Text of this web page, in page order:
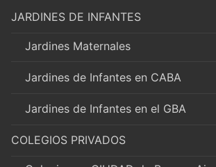
JARDINES DE INFANTES
Jardines Maternales
Jardines de Infantes en CABA
Jardines de Infantes en el GBA
COLEGIOS PRIVADOS